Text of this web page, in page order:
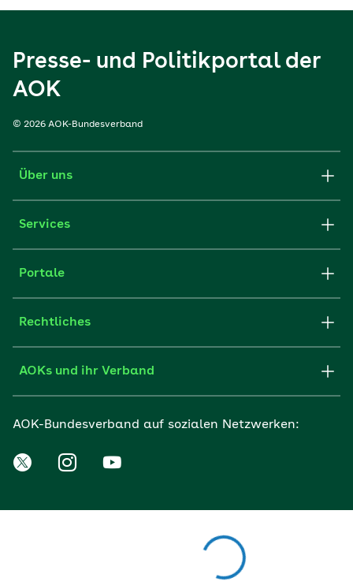
Presse- und Politikportal der
AOK
© 2026 AOK-Bundesverband
Über uns
Services
Portale
Rechtliches
AOKs und ihr Verband
AOK-Bundesverband auf sozialen Netzwerken: